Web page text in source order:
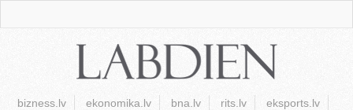
bizness.lv ekonomika.lv bna.lv rits.lv
eksports.lv